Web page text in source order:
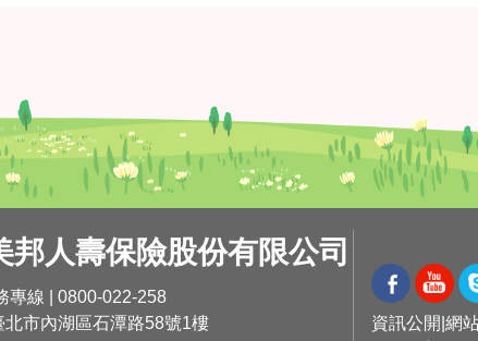
邦人壽保險股份有限公司
專線 | 0800-022-258
北市內湖區石潭路58號1樓
資訊公開 網